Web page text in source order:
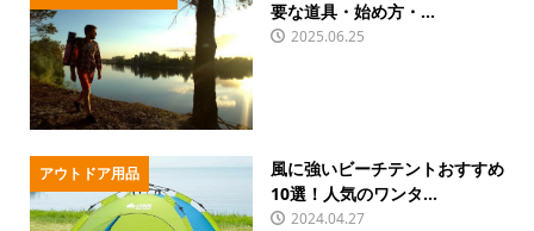
要な道具・始め方・...
2025.06.25
アウトドア用品
風に強いビーチテントおすすめ
10選！人気のワンタ...
2024.04.27